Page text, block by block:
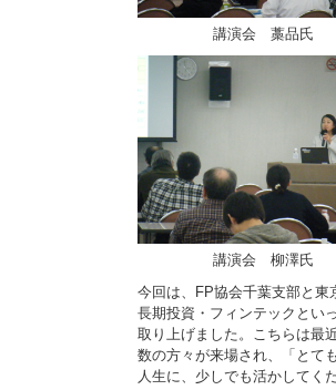
講演会 藁品氏
講演会 柳澤氏
今回は、FP協会千葉支部と東
長期投資・フィンテックとい
取り上げました。こちらは最
数の方々が来場され、「とて
人生に、少しでも活かしてく